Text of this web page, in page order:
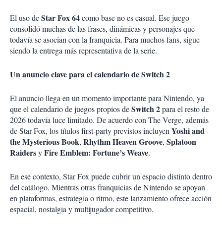
El uso deStar Fox 64como base no es casual. Ese juego
consolidó muchas de las frases, dinámicas y personajes que
todavía se asocian con la franquicia. Para muchos fans, sigue
siendo la entrega más representativa de la serie.
Un anuncio clave para el calendario de Switch 2
El anuncio llega en un momento importante para Nintendo, ya
que el calendario de juegos propios deSwitch 2para el resto de
2026 todavía luce limitado. De acuerdo con The Verge, además
de Star Fox, los títulos first-party previstos incluyenYoshi and
the Mysterious Book, Rhythm Heaven Groove, Splatoon
RaidersyFire Emblem: Fortune’s Weave.
En ese contexto, Star Fox puede cubrir un espacio distinto dentro
del catálogo. Mientras otras franquicias de Nintendo se apoyan
en plataformas, estrategia o ritmo, este lanzamiento ofrece acción
espacial, nostalgia y multijugador competitivo.